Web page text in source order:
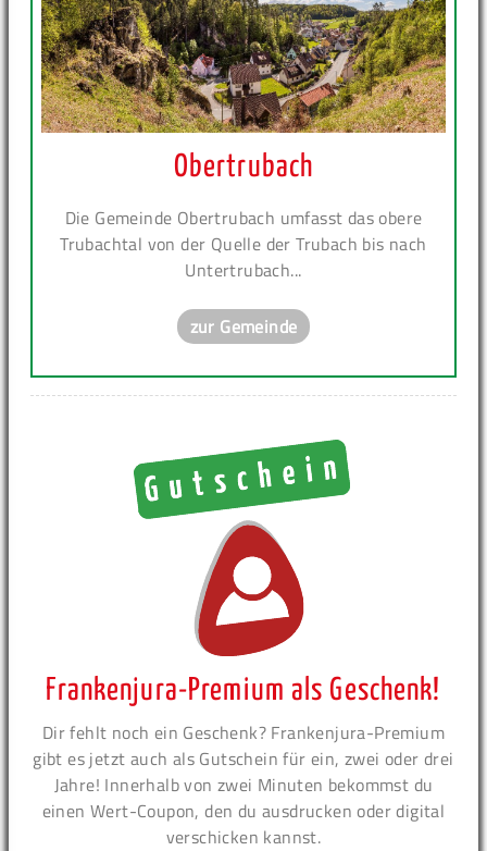
Obertrubach
Die Gemeinde Obertrubach umfasst das obere
Trubachtal von der Quelle der Trubach bis nach
Untertrubach...
zur Gemeinde
Frankenjura-Premium als Geschenk!
Dir fehlt noch ein Geschenk? Frankenjura-Premium
gibt es jetzt auch als Gutschein für ein, zwei oder drei
Jahre! Innerhalb von zwei Minuten bekommst du
einen Wert-Coupon, den du ausdrucken oder digital
verschicken kannst.